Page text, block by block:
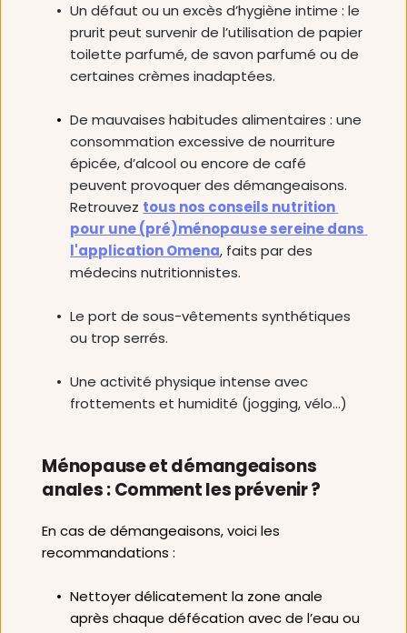
Un défaut ou un excès d’hygiène intime : le
prurit peut survenir de l’utilisation de papier
toilette parfumé, de savon parfumé ou de
certaines crèmes inadaptées.
De mauvaises habitudes alimentaires : une
consommation excessive de nourriture
épicée, d’alcool ou encore de café
peuvent provoquer des démangeaisons.
Retrouvez tous nos conseils nutrition
pour une (pré)ménopause sereine dans
l'application Omena, faits par des
médecins nutritionnistes.
Le port de sous-vêtements synthétiques
ou trop serrés.
Une activité physique intense avec
frottements et humidité (jogging, vélo…)
Ménopause et démangeaisons
anales : Comment les prévenir ?
En cas de démangeaisons, voici les
recommandations :
Nettoyer délicatement la zone anale
après chaque défécation avec de l’eau ou